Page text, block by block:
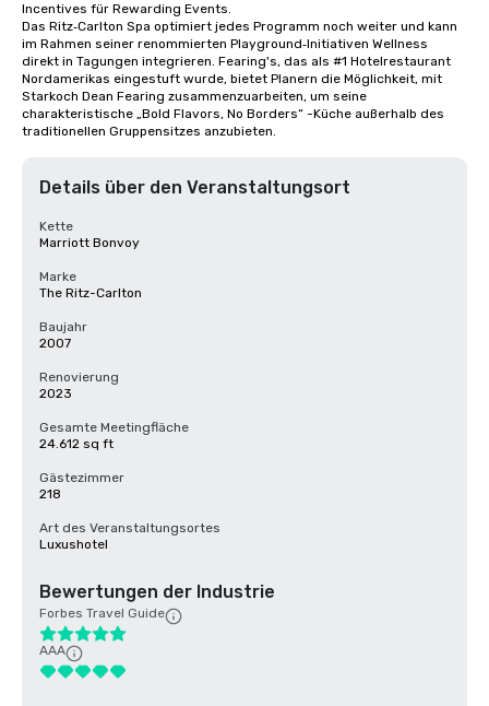
Incentives für Rewarding Events.
Das Ritz‑Carlton Spa optimiert jedes Programm noch weiter und kann
im Rahmen seiner renommierten Playground‑Initiativen Wellness
direkt in Tagungen integrieren. Fearing's, das als #1 Hotelrestaurant
Nordamerikas eingestuft wurde, bietet Planern die Möglichkeit, mit
Starkoch Dean Fearing zusammenzuarbeiten, um seine
charakteristische „Bold Flavors, No Borders“ -Küche außerhalb des
traditionellen Gruppensitzes anzubieten.
Details über den Veranstaltungsort
Kette
Marriott Bonvoy
Marke
The Ritz-Carlton
Baujahr
2007
Renovierung
2023
Gesamte Meetingfläche
24.612 sq ft
Gästezimmer
218
Art des Veranstaltungsortes
Luxushotel
Bewertungen der Industrie
Forbes Travel Guide
AAA